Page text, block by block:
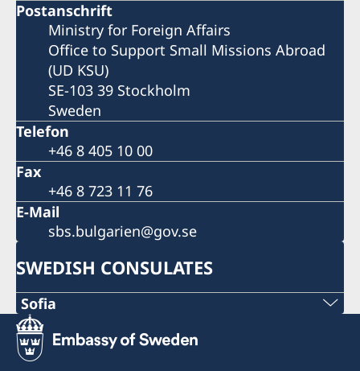
Postanschrift
Ministry for Foreign Affairs
Office to Support Small Missions Abroad
(UD KSU)
SE-103 39 Stockholm
Sweden
Telefon
+46 8 405 10 00
Fax
+46 8 723 11 76
E-Mail
sbs.bulgarien@gov.se
SWEDISH CONSULATES
Sofia
PHONE
+359 2 4177178